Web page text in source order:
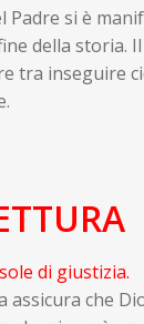
Padre si è
della storia.
tra inseguire
di giustizia.
assicura che